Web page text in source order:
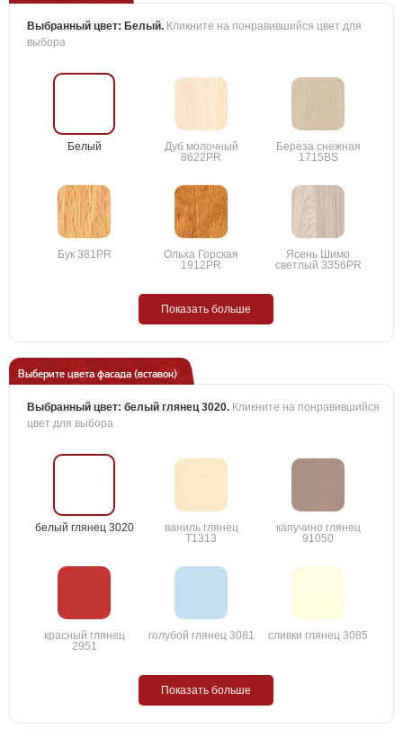
Выбранный цвет: Белый. Кликните на понравившийся цвет для
выбора
Белый
Дуб молочный
8622PR
Береза снежная
1715BS
Бук 381PR
Ольха Горская
1912PR
Ясень Шимо
светлый 3356PR
Показать больше
Выберите цвета фасада (вставок)
Выбранный цвет: белый глянец 3020. Кликните на понравившийся
цвет для выбора
белый глянец 3020
ваниль глянец
T1313
капучино глянец
91050
красный глянец
2951
голубой глянец 3081 сливки глянец 3085
Показать больше